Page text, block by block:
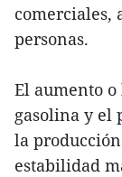
comerciales,
personas.
El aumento
gasolina y el
la
estabilidad